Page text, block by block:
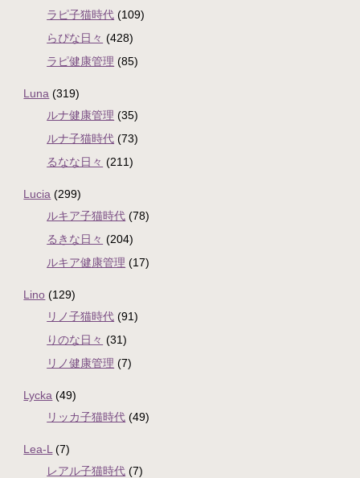
ラピ子猫時代 (109)
らぴな日々 (428)
ラピ健康管理 (85)
Luna (319)
ルナ健康管理 (35)
ルナ子猫時代 (73)
るなな日々 (211)
Lucia (299)
ルキア子猫時代 (78)
るきな日々 (204)
ルキア健康管理 (17)
Lino (129)
リノ子猫時代 (91)
りのな日々 (31)
リノ健康管理 (7)
Lycka (49)
リッカ子猫時代 (49)
Lea-L (7)
レアル子猫時代 (7)